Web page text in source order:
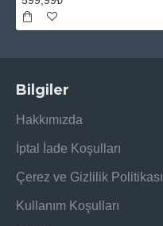
Bilgiler
Hakkımızda
İptal İade Koşulları
Çerez ve Gizlilik Politikası
Kullanım Koşulları